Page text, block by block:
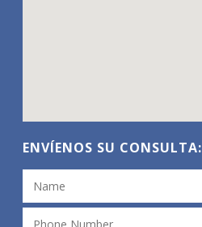
ENVÍENOS SU CONSULTA: